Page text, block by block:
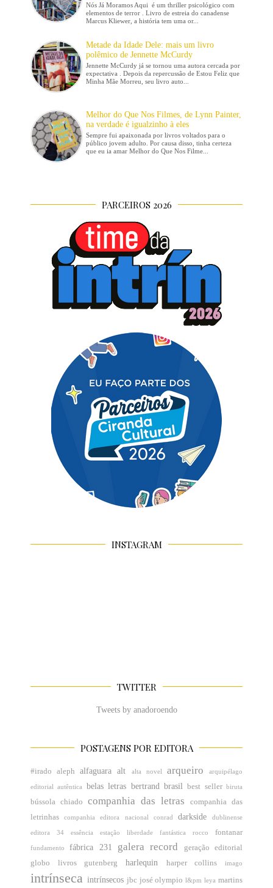
Nós Já Moramos Aqui é um thriller psicológico com
elementos de terror . Livro de estreia do canadense
Marcus Kliewer, a história tem uma or...
Metade da Idade Dele: mais um livro
polêmico de Jennette McCurdy
Jennette McCurdy já se tornou uma autora cercada por
expectativa . Depois da repercussão de Estou Feliz que
Minha Mãe Morreu, seu livro auto...
Melhor do Que Nos Filmes, de Lynn Painter,
na verdade é igualzinho à eles
Sempre fui apaixonada por livros voltados para o
público jovem adulto. Por causa disso, tinha certeza
que eu ia amar Melhor do Que Nos Filme...
PARCEIROS 2026
INSTAGRAM
TWITTER
Tweets by anadoroendo
POSTAGENS POR EDITORA
#irado aleph alfaguara alt alta novel arqueiro arquipélago
editorial autêntica belas letras bertrand brasil best seller biruta
bússola chiado companhia das letras
companhia das
letrinhas
companhia editora nacional conrad darkside dublinense
editora 34 essência estação liberdade fantástica rocco fontanar
fundamento fábrica 231 galera record
geração editorial
globo livros
gutenberg harlequin harper collins imago
intrínseca intrínsecos jbc josé olympio l&pm leya martins